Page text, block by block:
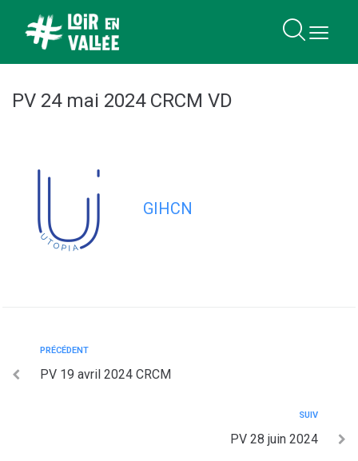
principal
PV 24 mai 2024 CRCM VD
GIHCN
PRÉCÉDENT
PV 19 avril 2024 CRCM
SUIV
PV 28 juin 2024